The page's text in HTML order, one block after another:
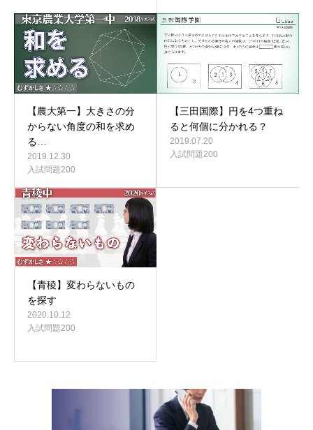
【農大第一】大きさの分
からない角度の和を求め
る…
2019.12.30
入試問題200
【三田国際】円を4つ重ね
ると何個に分かれる？
2019.07.20
入試問題200
【青稜】変わらないもの
を探す
2020.10.12
入試問題200